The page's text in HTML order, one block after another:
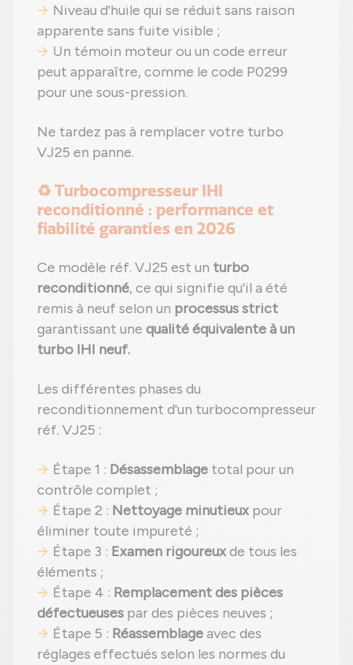
Niveau d'huile qui se réduit sans raison
apparente sans fuite visible ;
Un témoin moteur ou un code erreur
peut apparaître, comme le code P0299
pour une sous-pression.
Ne tardez pas à remplacer votre turbo
VJ25 en panne.
♻️ Turbocompresseur IHI
reconditionné : performance et
fiabilité garanties en 2026
Ce modèle réf. VJ25 est un turbo
reconditionné, ce qui signifie qu'il a été
remis à neuf selon un processus strict
garantissant une qualité équivalente à un
turbo IHI neuf.
Les différentes phases du
reconditionnement d'un turbocompresseur
réf. VJ25 :
Étape 1 : Désassemblage total pour un
contrôle complet ;
Étape 2 : Nettoyage minutieux pour
éliminer toute impureté ;
Étape 3 : Examen rigoureuxde tous les
éléments ;
Étape 4 : Remplacement des pièces
défectueuses par des pièces neuves ;
Étape 5 : Réassemblageavec des
réglages effectués selon les normes du